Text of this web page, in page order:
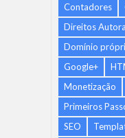
Contadores
Direitos
Domínio
Google+
Monetização
Primeiros
SEO